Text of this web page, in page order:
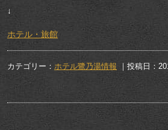
↓
ホテル・旅館
カテゴリー： ホテル鷺乃湯情報 ｜投稿日：